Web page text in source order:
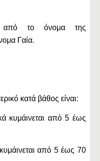
από το όνομα της
Γαία.
κατά βάθος είναι:
κυμάινεται από 5 έως
από 5 έως 70